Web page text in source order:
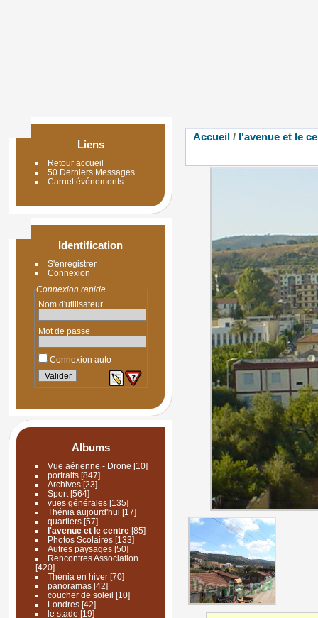
Liens
Retour accueil
50 Derniers Messages
Carnet événements
Identification
S'enregistrer
Connexion
Connexion rapide
Nom d'utilisateur
Mot de passe
Connexion auto
Albums
Vue aérienne - Drone [10]
portraits[847]
Archives [23]
Sport[564]
vues générales[135]
Thénia aujourd'hui [17]
quartiers[57]
l'avenue et le centre[85]
Photos Scolaires[133]
Autres paysages[50]
Rencontres Association
[420]
Thénia en hiver[70]
panoramas[42]
coucher de soleil [10]
Londres[42]
le stade [19]
Accueil / l'avenue et le